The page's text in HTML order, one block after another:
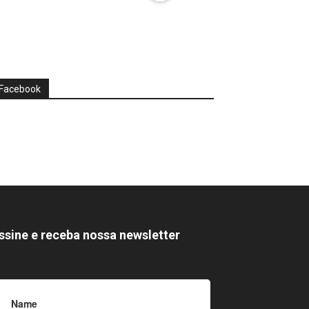
e receba nossa newsletter